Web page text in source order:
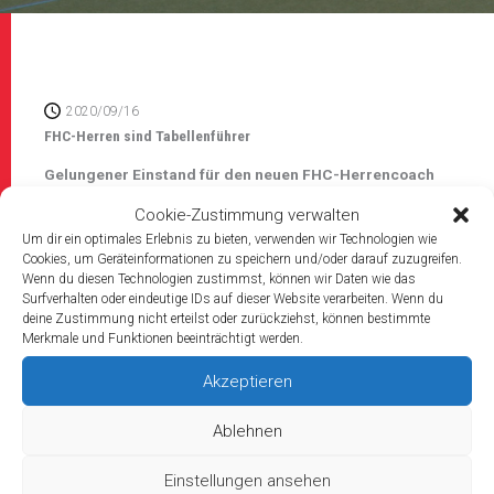
Cookie-Zustimmung verwalten
Um dir ein optimales Erlebnis zu bieten, verwenden wir Technologien wie
Cookies, um Geräteinformationen zu speichern und/oder darauf zuzugreifen.
Wenn du diesen Technologien zustimmst, können wir Daten wie das
Surfverhalten oder eindeutige IDs auf dieser Website verarbeiten. Wenn du
deine Zustimmung nicht erteilst oder zurückziehst, können bestimmte
Merkmale und Funktionen beeinträchtigt werden.
Akzeptieren
Ablehnen
Einstellungen ansehen
2020/09/16
FHC-Herren sind Tabellenführer
Gelungener Einstand für den neuen FHC-Herrencoach
„Beim Harvestehuder THC tun sich viele Mannschaften schwer,
da hätten wir auch mit dem Unentschieden leben können,
wobei es natürlich immer schöner ist zu gewinnen“, war die
Freude bei MHC-Damencoach Nicklas Benecke groß,
schließlich nutzte sein Team eine drei Sekunden vor Spielende
ausgesprochene Strafecke letztlich zum Sieg in letzter Sekunde,
als bei der gespielten Variante die Kugel wieder bei der
Torhüterin Rosa Krüger zum alles entscheidenden 1:0 (0:0)-
Sieg überwand. Auch wenn der Auswärtssieg in Hamburg erst
drei Punkte als verdienten Lohn für sein Team an. „Dass dieser